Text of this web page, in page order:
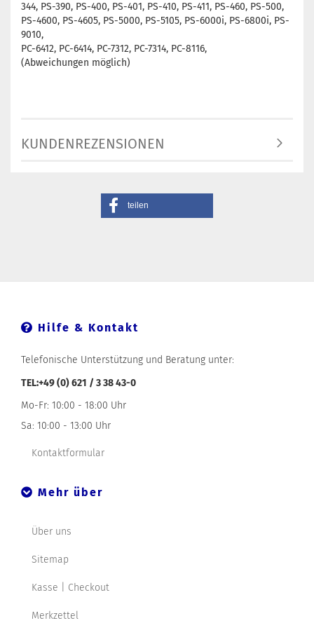
344, PS-390, PS-400, PS-401, PS-410, PS-411, PS-460, PS-500,
PS-4600, PS-4605, PS-5000, PS-5105, PS-6000i, PS-6800i, PS-
9010,
PC-6412, PC-6414, PC-7312, PC-7314, PC-8116,
(Abweichungen möglich)
KUNDENREZENSIONEN
teilen
Hilfe & Kontakt
Telefonische Unterstützung und Beratung unter:
TEL:+49 (0) 621 / 3 38 43-0
Mo-Fr: 10:00 - 18:00 Uhr
Sa: 10:00 - 13:00 Uhr
Kontaktformular
Mehr über
Über uns
Sitemap
Kasse | Checkout
Merkzettel